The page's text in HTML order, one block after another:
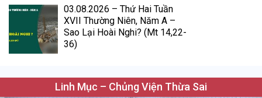
03.08.2026 – Thứ Hai Tuần
XVII Thường Niên, Năm A –
Sao Lại Hoài Nghi? (Mt 14,22-
36)
Linh Mục – Chủng Viện Thừa Sai